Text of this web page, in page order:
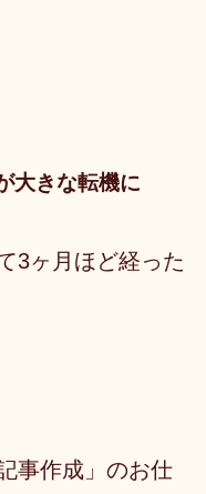
大きな転機に
3ヶ月ほど経った
事作成」のお仕